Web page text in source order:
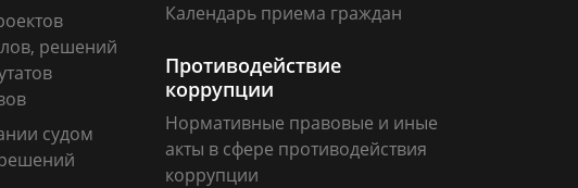
решений
судом
Календарь приема граждан
Противодействие
коррупции
Нормативные правовые и иные
акты в сфере противодействия
коррупции